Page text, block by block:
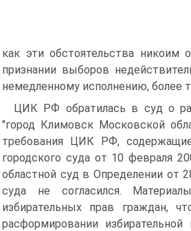
как эти обстоятельства
признании выборов
немедленному исполнению, более
ЦИК РФ обратилась в суд о
"город Климовск Московской
требования ЦИК РФ,
городского суда от 10 февраля
областной суд в Определении от
суда не согласился.
избирательных прав граждан,
расформировании